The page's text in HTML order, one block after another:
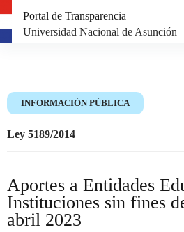
Portal de Transparencia
Universidad Nacional de Asunción
INFORMACIÓN PÚBLICA
Ley 5189/2014
Aportes a Entidades
Instituciones sin fines
abril 2023